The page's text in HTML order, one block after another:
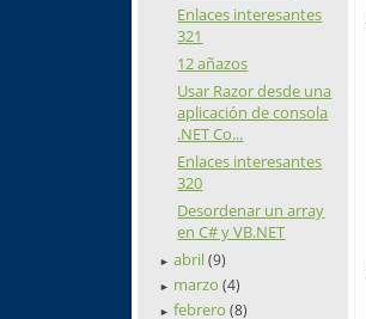
Enlaces interesantes
321
12 añazos
Usar Razor desde una
aplicación de consola
.NET Co...
Enlaces interesantes
320
Desordenar un array
en C# y VB.NET
► abril(9)
► marzo(4)
► febrero(8)